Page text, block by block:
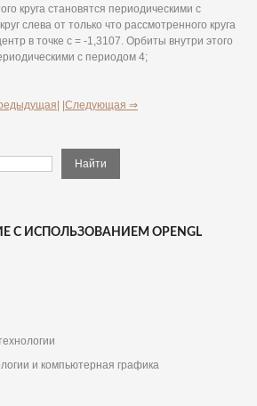
круга становятся периодическими с
слева от только что рассмотренного круга
в точке с = -1,3107. Орбиты внутри этого
с периодом 4;
|Следующая ⇒
С ИСПОЛЬЗОВАНИЕМ OPENGL
и компьютерная графика